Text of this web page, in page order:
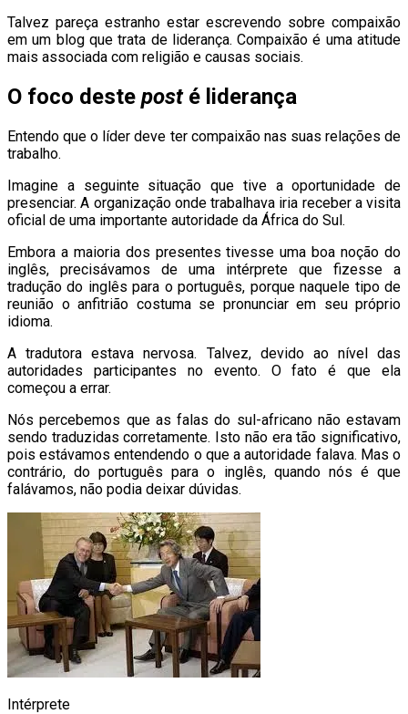
Talvez pareça estranho estar escrevendo sobre compaixão
em um blog que trata de liderança. Compaixão é uma atitude
mais associada com religião e causas sociais.
O foco deste posté liderança
Entendo que o líder deve ter compaixão nas suas relações de
trabalho.
Imagine a seguinte situação que tive a oportunidade de
presenciar. A organização onde trabalhava iria receber a visita
oficial de uma importante autoridade da África do Sul.
Embora a maioria dos presentes tivesse uma boa noção do
inglês, precisávamos de uma intérprete que fizesse a
tradução do inglês para o português, porque naquele tipo de
reunião o anfitrião costuma se pronunciar em seu próprio
idioma.
A tradutora estava nervosa. Talvez, devido ao nível das
autoridades participantes no evento. O fato é que ela
começou a errar.
Nós percebemos que as falas do sul-africano não estavam
sendo traduzidas corretamente. Isto não era tão significativo,
pois estávamos entendendo o que a autoridade falava. Mas o
contrário, do português para o inglês, quando nós é que
falávamos, não podia deixar dúvidas.
Intérprete